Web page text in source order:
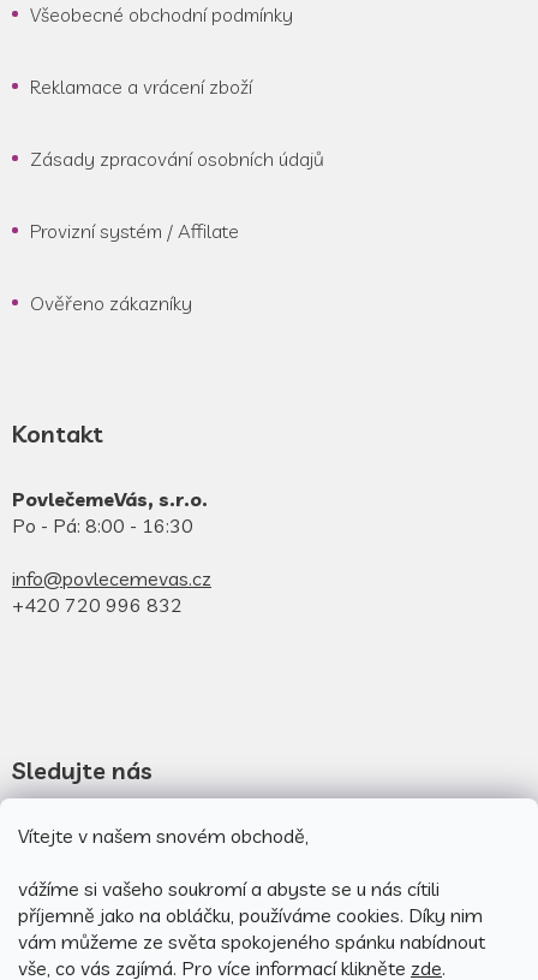
Vítejte v našem snovém obchodě,
vážíme si vašeho soukromí a abyste se u nás cítili
příjemně jako na obláčku, používáme cookies. Díky nim
vám můžeme ze světa spokojeného spánku nabídnout
vše, co vás zajímá. Pro více informací klikněte zde.
Všeobecné obchodní podmínky
Reklamace a vrácení zboží
Zásady zpracování osobních údajů
Provizní systém / Affilate
Ověřeno zákazníky
Kontakt
PovlečemeVás, s.r.o.
Po - Pá: 8:00 - 16:30
info@povlecemevas.cz
+420 720 996 832
Sledujte nás
Novinky na facebooku
Novinky na instagramu